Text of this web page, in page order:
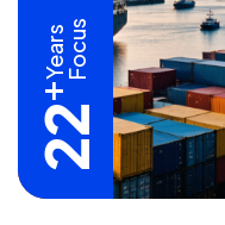
22
+
YearsFocus